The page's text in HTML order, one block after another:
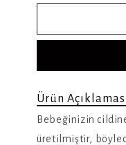
Ürün
Bebeğinizin
üretilmiştir,